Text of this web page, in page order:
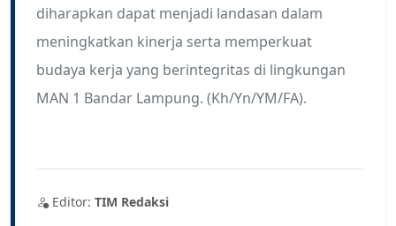
diharapkan dapat menjadi landasan dalam
meningkatkan kinerja serta memperkuat
budaya kerja yang berintegritas di lingkungan
MAN 1 Bandar Lampung. (Kh/Yn/YM/FA).
Editor: TIM Redaksi